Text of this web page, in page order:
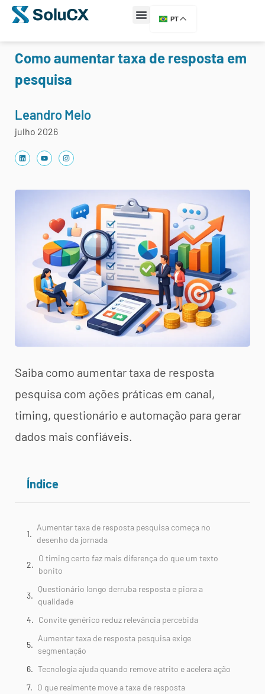
PT
Como aumentar taxa de resposta em
pesquisa
Leandro Melo
julho 2026
Saiba como aumentar taxa de resposta
pesquisa com ações práticas em canal,
timing, questionário e automação para gerar
dados mais confiáveis.
Índice
Aumentar taxa de resposta pesquisa começa no
desenho da jornada
O timing certo faz mais diferença do que um texto
bonito
Questionário longo derruba resposta e piora a
qualidade
Convite genérico reduz relevância percebida
Aumentar taxa de resposta pesquisa exige
segmentação
Tecnologia ajuda quando remove atrito e acelera ação
O que realmente move a taxa de resposta